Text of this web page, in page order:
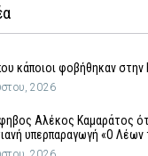
κάποιοι φοβήθηκαν στην
2026
Αλέκος Καμαράτος
υπερπαραγωγή «Ο Λέων